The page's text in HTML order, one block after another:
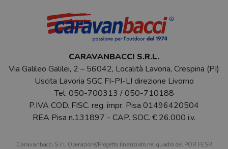
CARAVANBACCI S.R.L.
Via Galileo Galilei, 2 – 56042, Località Lavoria, Crespina (PI)
Uscita Lavoria SGC FI-PI-LI direzione Livorno
Tel. 050-700313 /050-710188
P.IVA COD. FISC. reg. impr. Pisa 01496420504
REA Pisa n.131897 - CAP. SOC. € 26.000 i.v.
Caravanbacci S.r.l. Operazione/Progetto finanziato nel quadro del POR FESR